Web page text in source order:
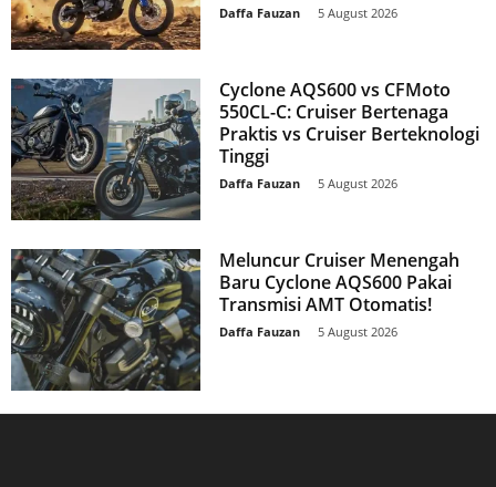
Daffa Fauzan 5 August 2026
Cyclone AQS600 vs CFMoto
550CL-C: Cruiser Bertenaga
Praktis vs Cruiser Berteknologi
Tinggi
Daffa Fauzan 5 August 2026
Meluncur Cruiser Menengah
Baru Cyclone AQS600 Pakai
Transmisi AMT Otomatis!
Daffa Fauzan 5 August 2026